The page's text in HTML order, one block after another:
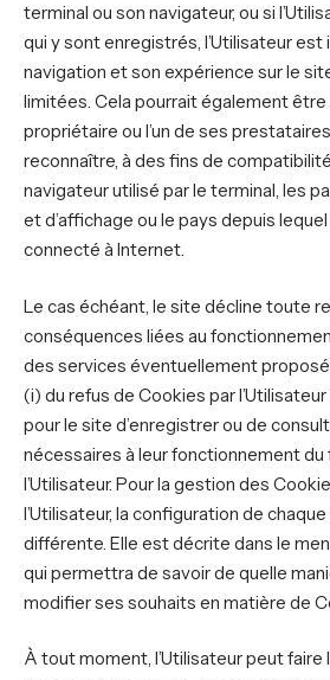
terminal ou son navigateur, ou si
qui y sont enregistrés, l’Utilisateur est
navigation et son expérience sur le
limitées. Cela pourrait également
propriétaire ou l’un de ses
reconnaître, à des fins de
navigateur utilisé par le terminal, les
et d’affichage ou le pays depuis
connecté à Internet.
Le cas échéant, le site décline toute
conséquences liées au
des services éventuellement
(i) du refus de Cookies par
pour le site d’enregistrer ou de
nécessaires à leur fonctionnement du
l’Utilisateur. Pour la gestion des
l’Utilisateur, la configuration de
différente. Elle est décrite dans le
qui permettra de savoir de quelle
modifier ses souhaits en matière de
À tout moment, l’Utilisateur peut faire